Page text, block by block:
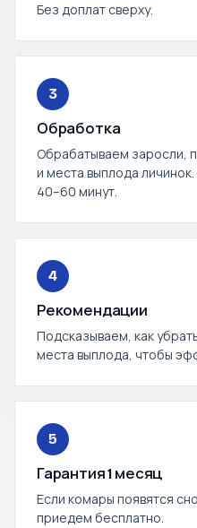
Без доплат сверху.
3
Обработка
Обрабатываем заросли,
и места выплода
40–60 минут.
4
Рекомендации
Подсказываем, как
места выплода, чтобы
5
Гарантия 1 месяц
Если комары появятся
приедем бесплатно.